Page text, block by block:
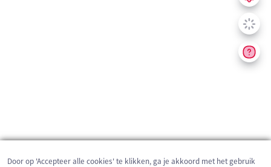
Door op 'Accepteer alle cookies' te klikken, ga je akkoord met het gebruik